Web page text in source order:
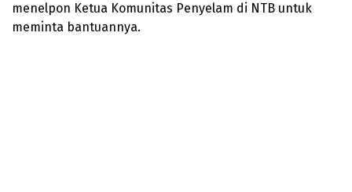
menelpon Ketua Komunitas Penyelam di NTB untuk
meminta bantuannya.